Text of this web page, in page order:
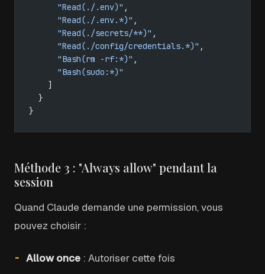
      "Read(./.env)"
,
      "Read(./.env.*)"
,
      "Read(./secrets/**)"
,
      "Read(./config/credentials.*)"
,
      "Bash(rm -rf:*)"
,
      "Bash(sudo:*)"
    ]
  }
}
Méthode 3 : "Always allow" pendant la
session
Quand Claude demande une permission, vous
pouvez choisir :
Allow once : Autoriser cette fois